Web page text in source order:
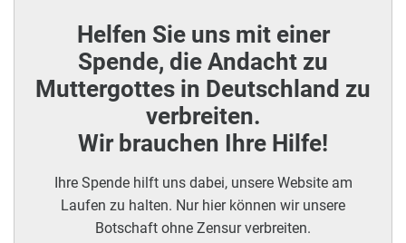
Helfen Sie uns mit einer
Spende, die Andacht zu
Muttergottes in Deutschland zu
verbreiten.
Wir brauchen Ihre Hilfe!
Ihre Spende hilft uns dabei, unsere Website am
Laufen zu halten. Nur hier können wir unsere
Botschaft ohne Zensur verbreiten.